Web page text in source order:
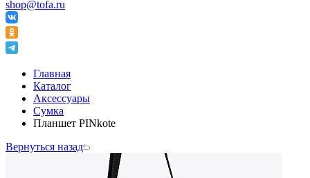
shop@tofa.ru
Главная
Каталог
Аксессуары
Сумка
Планшет PINkote
Вернуться назад